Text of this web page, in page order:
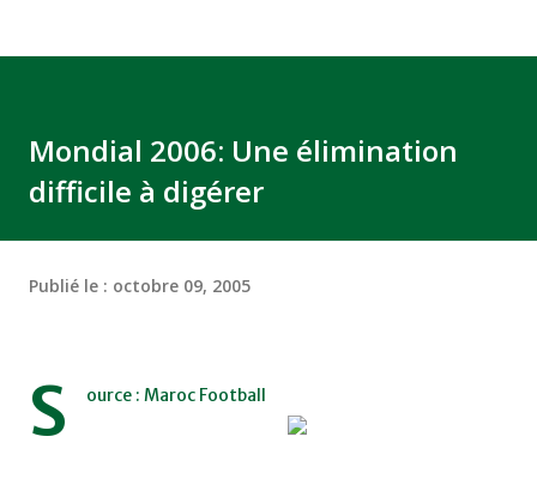
Mondial 2006: Une élimination
difficile à digérer
Publié le : octobre 09, 2005
S ource : Maroc Football